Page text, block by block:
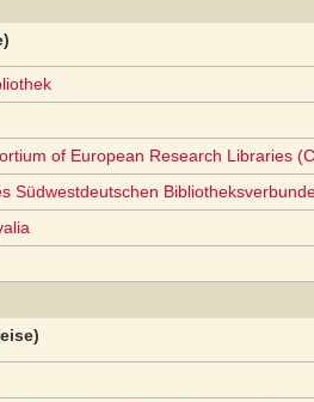
of European Research Libraries
Südwestdeutschen